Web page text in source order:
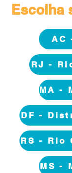
Escolha
AC
RJ -
MA -
DF -
RS - Rio
MS -